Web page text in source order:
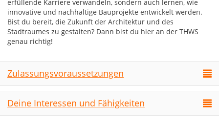
erfüllende Karriere verwandeln, sondern auch lernen, wie
innovative und nachhaltige Bauprojekte entwickelt werden.
Bist du bereit, die Zukunft der Architektur und des
Stadtraumes zu gestalten? Dann bist du hier an der THWS
genau richtig!
Zulassungsvoraussetzungen
Deine Interessen und Fähigkeiten